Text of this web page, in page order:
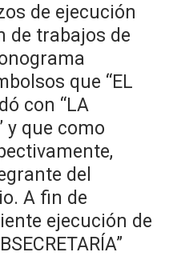
de ejecución
de trabajos de
que “EL
con “LA
y que como
del
A fin de
ejecución de